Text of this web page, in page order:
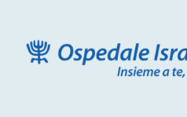
contenuto